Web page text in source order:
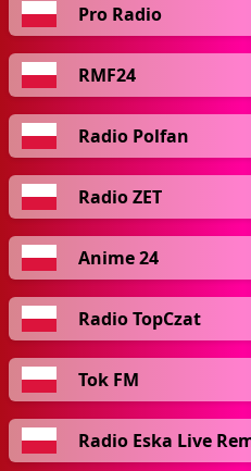
Pro Radio
RMF24
Radio Polfan
Radio ZET
Anime 24
Radio TopCzat
Tok FM
Radio Eska Live